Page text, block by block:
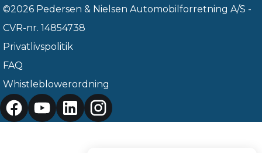
©2026 Pedersen & Nielsen Automobilforretning A/S -
CVR-nr. 14854738
Privatlivspolitik
FAQ
Whistleblowerordning